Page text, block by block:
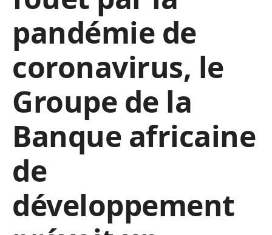
pandémie de
coronavirus, le
Groupe de la
Banque africaine
de
développement